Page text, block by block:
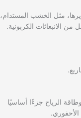
مثل الخشب المستدام،
الانبعاثات الكربونية.
الرياح جزءًا أساسيًا
الأحفوري.